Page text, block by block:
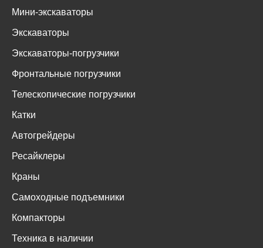
Мини-экскаваторы
Экскаваторы
Экскаваторы-погрузчики
Фронтальные погрузчики
Телескопические погрузчики
Катки
Автогрейдеры
Ресайклеры
Краны
Самоходные подъемники
Компакторы
Техника в наличии